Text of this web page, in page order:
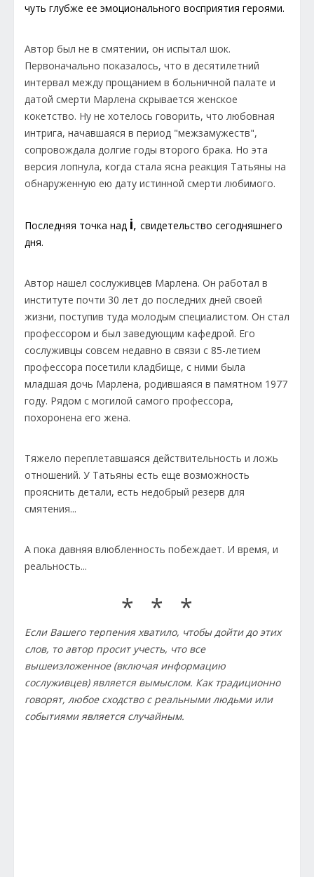
чуть глубже ее эмоционального восприятия героями.
Автор был не в смятении, он испытал шок.
Первоначально показалось, что в десятилетний
интервал между прощанием в больничной палате и
датой смерти Марлена скрывается женское
кокетство. Ну не хотелось говорить, что любовная
интрига, начавшаяся в период "межзамужеств",
сопровождала долгие годы второго брака. Но эта
версия лопнула, когда стала ясна реакция Татьяны на
обнаруженную ею дату истинной смерти любимого.
Последняя точка над i, свидетельство сегодняшнего
дня.
Автор нашел сослуживцев Марлена. Он работал в
институте почти 30 лет до последних дней своей
жизни, поступив туда молодым специалистом. Он стал
профессором и был заведующим кафедрой. Его
сослуживцы совсем недавно в связи с 85-летием
профессора посетили кладбище, с ними была
младшая дочь Марлена, родившаяся в памятном 1977
году. Рядом с могилой самого профессора,
похоронена его жена.
Тяжело переплетавшаяся действительность и ложь
отношений. У Татьяны есть еще возможность
прояснить детали, есть недобрый резерв для
смятения...
А пока давняя влюбленность побеждает. И время, и
реальность...
* * *
Если Вашего терпения хватило, чтобы дойти до этих
слов, то автор просит учесть, что все
вышеизложенное (включая информацию
сослуживцев) является вымыслом. Как традиционно
говорят, любое сходство с реальными людьми или
событиями является случайным.